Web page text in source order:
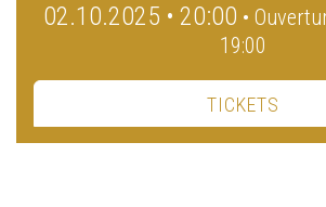
02.10.2025 • 20:00 •
19:00
TICKETS